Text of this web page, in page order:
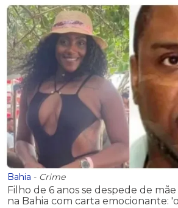
Bahia - Crime
Filho de 6 anos se despede de
na Bahia com carta emocionante: